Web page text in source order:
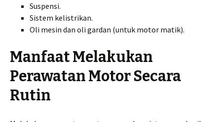
Suspensi.
Sistem kelistrikan.
Oli mesin dan oli gardan (untuk motor matik).
Manfaat Melakukan
Perawatan Motor Secara
Rutin